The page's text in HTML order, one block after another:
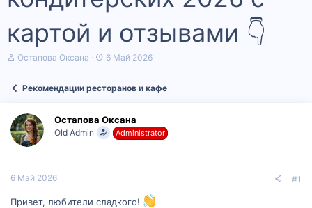
картой и отзывами 👇
А
т
е
м
ы
Остапова Оксана
Д
а
ч
а
6 Май 2026
Рекомендации ресторанов и кафе
Остапова Оксана
Old Admin Administrator
6 Май 2026 #1
Привет, любители сладкого!